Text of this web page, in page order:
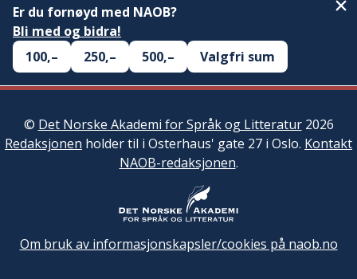
Er du fornøyd med NAOB?
Bli med og bidra!
100,–
250,– 500,– Valgfri sum
© Det Norske Akademi for Språk og Litteratur2026
Redaksjonen holder til i Osterhaus' gate 27 i Oslo. Kontakt
NAOB-redaksjonen.
Om bruk av informasjonskapsler/cookies på naob.no